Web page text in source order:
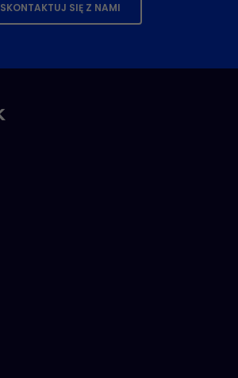
SKONTAKTUJ SIĘ Z NAMI